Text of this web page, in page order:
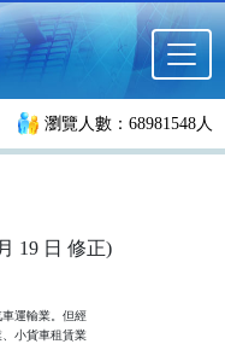
瀏覽人數：68981548人
19 日 修正)
運輸業。但經
小貨車租賃業